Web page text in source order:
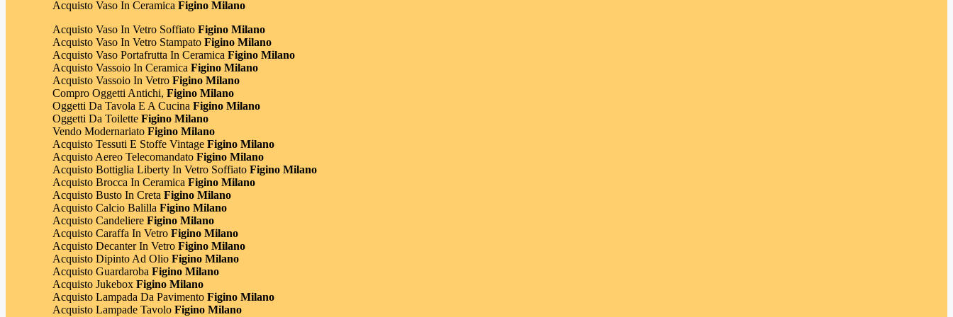
Acquisto Vaso In Ceramica Figino Milano
Acquisto Vaso In Vetro Soffiato Figino Milano
Acquisto Vaso In Vetro Stampato Figino Milano
Acquisto Vaso Portafrutta In Ceramica Figino Milano
Acquisto Vassoio In Ceramica Figino Milano
Acquisto Vassoio In Vetro Figino Milano
Compro Oggetti Antichi, Figino Milano
Oggetti Da Tavola E A Cucina Figino Milano
Oggetti Da Toilette Figino Milano
Vendo Modernariato Figino Milano
Acquisto Tessuti E Stoffe Vintage Figino Milano
Acquisto Aereo Telecomandato Figino Milano
Acquisto Bottiglia Liberty In Vetro Soffiato Figino Milano
Acquisto Brocca In Ceramica Figino Milano
Acquisto Busto In Creta Figino Milano
Acquisto Calcio Balilla Figino Milano
Acquisto Candeliere Figino Milano
Acquisto Caraffa In Vetro Figino Milano
Acquisto Decanter In Vetro Figino Milano
Acquisto Dipinto Ad Olio Figino Milano
Acquisto Guardaroba Figino Milano
Acquisto Jukebox Figino Milano
Acquisto Lampada Da Pavimento Figino Milano
Acquisto Lampade Tavolo Figino Milano